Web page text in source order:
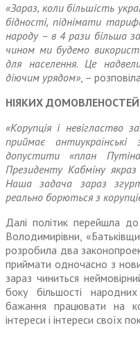
«Зараз, коли більшість
бідності, піднімати
народу – в 4 рази більша
чином ми будемо
для населення. Це
діючим урядом», –
НІЯКИХ
«Корупція і невігластво
приймає
допустити «план
Президенту Кабміну
Наша задача зараз
реально борються з
Далі політик перейшла
Володимирівни,
роз­робила два
приймати одночасно з
зараз чиниться
боку більшості
бажання працювати на
інтереси і інтереси своїх